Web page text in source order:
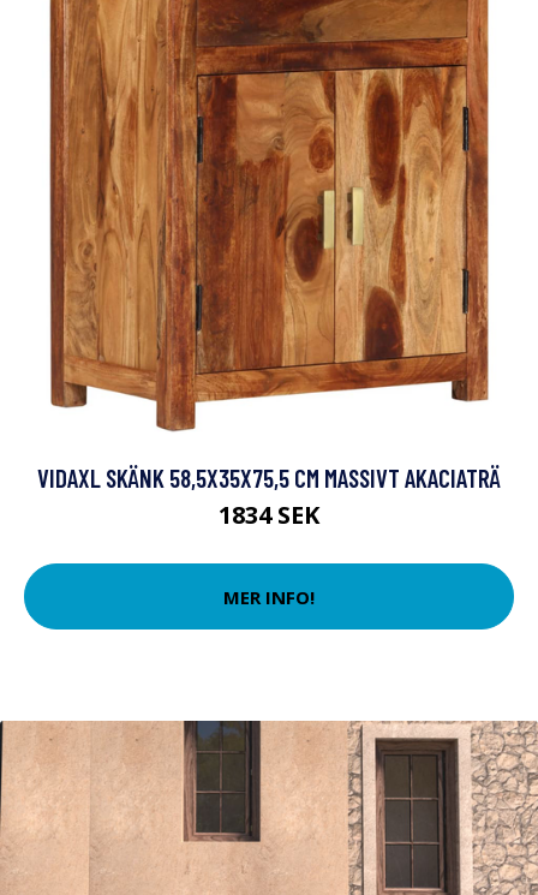
VIDAXL SKÄNK 58,5X35X75,5 CM MASSIVT AKACIATRÄ
1834 SEK
MER INFO!